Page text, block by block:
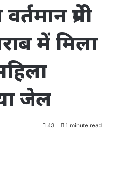
प्रेमी
में मिला
जेल
43 1 minute read